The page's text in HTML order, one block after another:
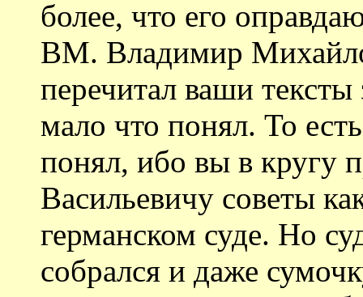
более, что его
ВМ. Владимир
перечитал ваши
мало что понял. То
понял, ибо вы в кругу
Васильевичу советы
германском суде. Но
собрался и даже